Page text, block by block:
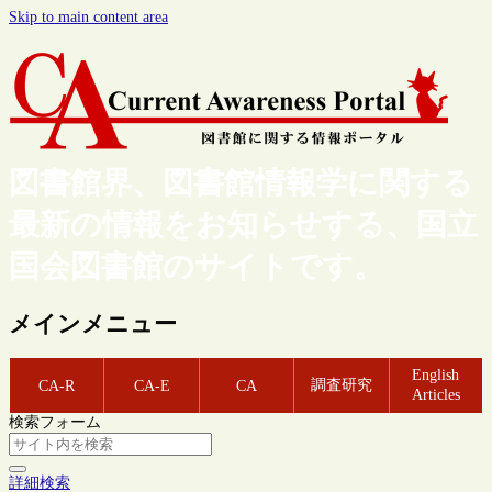
Skip to main content area
図書館界、図書館情報学に関する
最新の情報をお知らせする、国立
国会図書館のサイトです。
メインメニュー
CA-R CA-E CA 調査研究
English
Articles
検索フォーム
詳細検索